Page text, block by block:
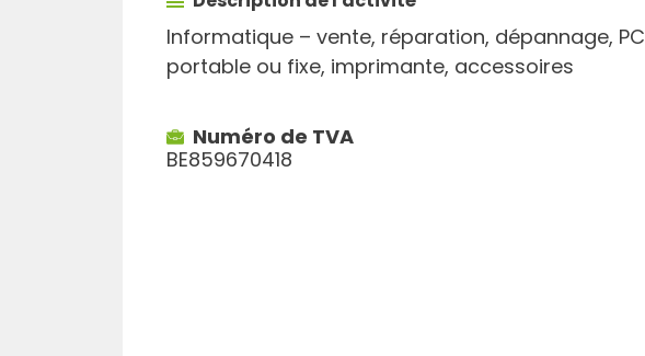
Informatique – vente, réparation, dépannage, PC
portable ou fixe, imprimante, accessoires
Numéro de TVA
BE859670418